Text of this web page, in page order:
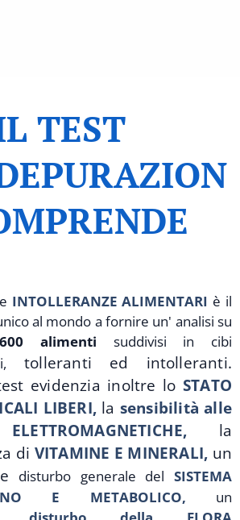
TEST
INTOLLERANZE ALIMENTARI è il
al mondo a fornire un' analisi su
600 alimenti suddivisi in cibi
tolleranti ed intolleranti.
evidenzia inoltre loSTATO
LIBERI,la sensibilità alle
la
di VITAMINE E MINERALI, un
disturbo generale delSISTEMA
E METABOLICO, un